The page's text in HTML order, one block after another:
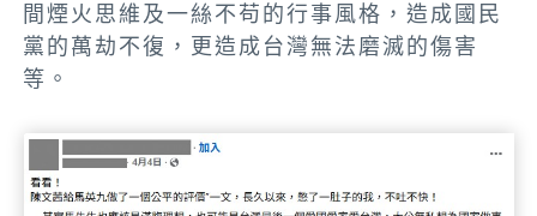
間煙火思維及一絲不苟的行事風格，造成國民
黨的萬劫不復，更造成台灣無法磨滅的傷害
等。